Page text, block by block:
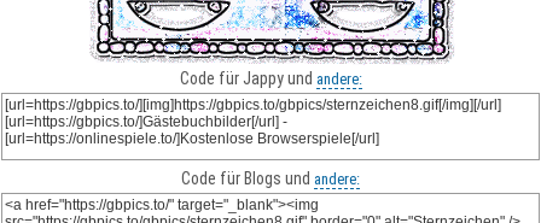
Code für Jappy und andere:
Code für Blogs und andere: